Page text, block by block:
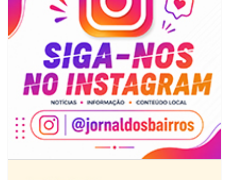
09/08/2026 | 07:00
Projeto BC em Traços está com inscrições abertas